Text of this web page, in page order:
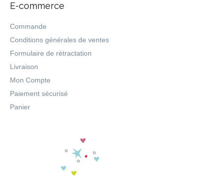
E-commerce
Commande
Conditions générales de ventes
Formulaire de rétractation
Livraison
Mon Compte
Paiement sécurisé
Panier